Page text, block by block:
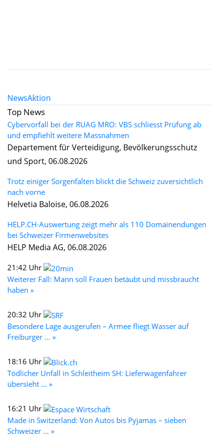
NewsAktion
Top News
Cybervorfall bei der RUAG MRO: VBS schliesst Prüfung ab
und empfiehlt weitere Massnahmen
Departement für Verteidigung, Bevölkerungsschutz
und Sport, 06.08.2026
Trotz einiger Sorgenfalten blickt die Schweiz zuversichtlich
nach vorne
Helvetia Baloise, 06.08.2026
HELP.CH-Auswertung zeigt mehr als 110 Domainendungen
bei Schweizer Firmenwebsites
HELP Media AG, 06.08.2026
21:42 Uhr
Weiterer Fall: Mann soll Frauen betäubt und missbraucht
haben »
20:32 Uhr
Besondere Lage ausgerufen – Armee fliegt Wasser auf
Freiburger ... »
18:16 Uhr
Tödlicher Unfall in Schleitheim SH: Lieferwagenfahrer
übersieht ... »
16:21 Uhr
Made in Switzerland: Von Autos bis Pyjamas – sieben
Schweizer ... »